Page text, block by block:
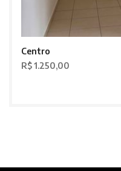
Centro
R$ 1.250,00